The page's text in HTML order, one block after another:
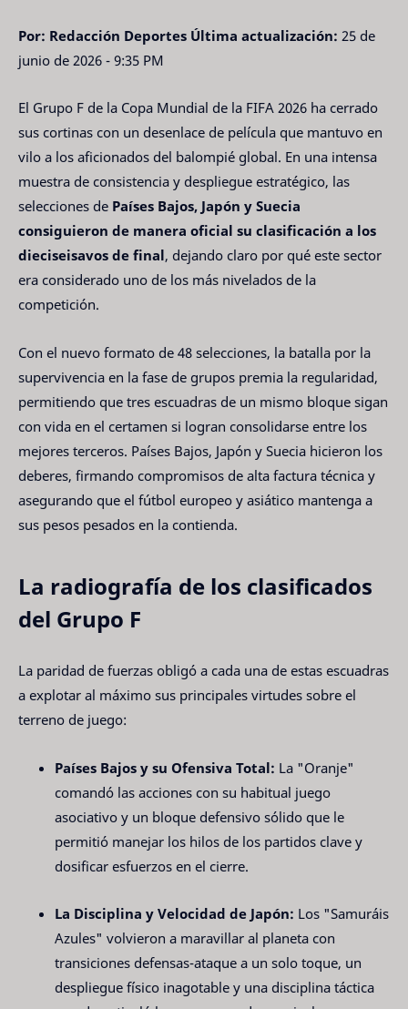
Por: Redacción Deportes Última actualización: 25 de
junio de 2026 - 9:35 PM
El Grupo F de la Copa Mundial de la FIFA 2026 ha cerrado
sus cortinas con un desenlace de película que mantuvo en
vilo a los aficionados del balompié global. En una intensa
muestra de consistencia y despliegue estratégico, las
selecciones de Países Bajos, Japón y Suecia
consiguieron de manera oficial su clasificación a los
dieciseisavos de final, dejando claro por qué este sector
era considerado uno de los más nivelados de la
competición.
Con el nuevo formato de 48 selecciones, la batalla por la
supervivencia en la fase de grupos premia la regularidad,
permitiendo que tres escuadras de un mismo bloque sigan
con vida en el certamen si logran consolidarse entre los
mejores terceros. Países Bajos, Japón y Suecia hicieron los
deberes, firmando compromisos de alta factura técnica y
asegurando que el fútbol europeo y asiático mantenga a
sus pesos pesados en la contienda.
La radiografía de los clasificados
del Grupo F
La paridad de fuerzas obligó a cada una de estas escuadras
a explotar al máximo sus principales virtudes sobre el
terreno de juego:
Países Bajos y su Ofensiva Total: La "Oranje"
comandó las acciones con su habitual juego
asociativo y un bloque defensivo sólido que le
permitió manejar los hilos de los partidos clave y
dosificar esfuerzos en el cierre.
La Disciplina y Velocidad de Japón: Los "Samuráis
Azules" volvieron a maravillar al planeta con
transiciones defensas-ataque a un solo toque, un
despliegue físico inagotable y una disciplina táctica